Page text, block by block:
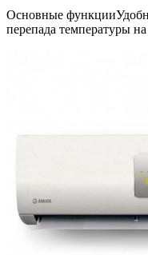
Основные
перепада температуры